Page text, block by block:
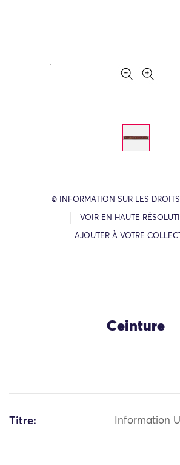
© INFORMATION SUR LES DROITS
VOIR EN HAUTE
AJOUTER À VOTRE
Ceinture
Titre: Information